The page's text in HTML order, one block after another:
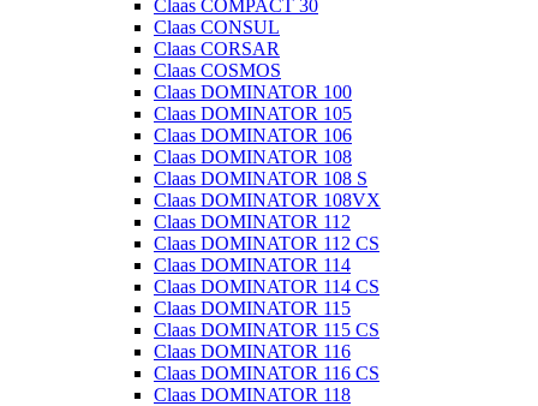
Claas COMPACT 30
Claas CONSUL
Claas CORSAR
Claas COSMOS
Claas DOMINATOR 100
Claas DOMINATOR 105
Claas DOMINATOR 106
Claas DOMINATOR 108
Claas DOMINATOR 108 S
Claas DOMINATOR 108VX
Claas DOMINATOR 112
Claas DOMINATOR 112 CS
Claas DOMINATOR 114
Claas DOMINATOR 114 CS
Claas DOMINATOR 115
Claas DOMINATOR 115 CS
Claas DOMINATOR 116
Claas DOMINATOR 116 CS
Claas DOMINATOR 118